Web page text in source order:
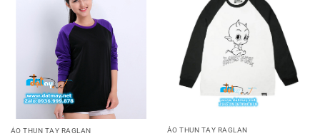
ÁO THUN TAY RAGLAN ÁO THUN TAY RAGLAN